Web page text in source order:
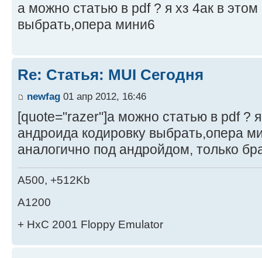
а можно статью в pdf ? я хз 4ак в этом
выбрать,опера мини6
Re: Статья: MUI Сегодня
newfag 01 апр 2012, 16:46
[quote="razer"]а можно статью в pdf ? я
андроида кодировку выбрать,опера
аналогично под андройдом, только
A500, +512Kb
A1200
+ HxC 2001 Floppy Emulator